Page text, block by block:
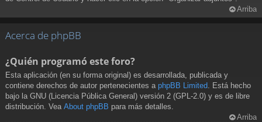
Arriba
Acerca de phpBB
¿Quién programó este foro?
Esta aplicación (en su forma original) es desarrollada, publicada y
contiene derechos de autor pertenecientes a phpBB Limited . Está hecho
bajo la GNU (Licencia Pública General) versión 2 (GPL-2.0) y es de libre
distribución. Vea About phpBB para más detalles.
Arriba